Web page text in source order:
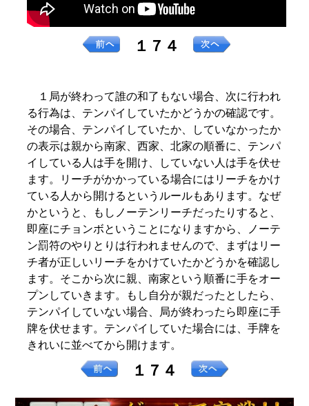
１７４
１局が終わって誰の和了もない場合、次に行われ
る行為は、テンパイしていたかどうかの確認です。
その場合、テンパイしていたか、していなかったか
の表示は親から南家、西家、北家の順番に、テンパ
イしている人は手を開け、していない人は手を伏せ
ます。リーチがかかっている場合にはリーチをかけ
ている人から開けるというルールもあります。なぜ
かというと、もしノーテンリーチだったりすると、
即座にチョンボということになりますから、ノーテ
ン罰符のやりとりは行われませんので、まずはリー
チ者が正しいリーチをかけていたかどうかを確認し
ます。そこから次に親、南家という順番に手をオー
プンしていきます。もし自分が親だったとしたら、
テンパイしていない場合、局が終わったら即座に手
牌を伏せます。テンパイしていた場合には、手牌を
きれいに並べてから開けます。
１７４